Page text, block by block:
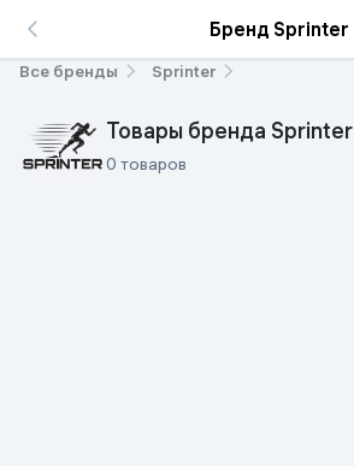
Бренд Sprinter
Все бренды Sprinter
Товары бренда Sprinter
0 товаров